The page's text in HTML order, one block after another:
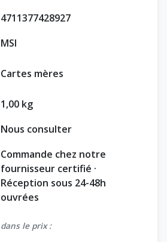
4711377428927
MSI
Cartes mères
1,00 kg
Nous consulter
Commande chez notre
fournisseur certifié ·
Réception sous 24-48h
ouvrées
le prix :